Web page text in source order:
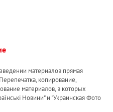
материалов прямая
копирование,
материалов, в которых
Новини" и "Украинская Фото